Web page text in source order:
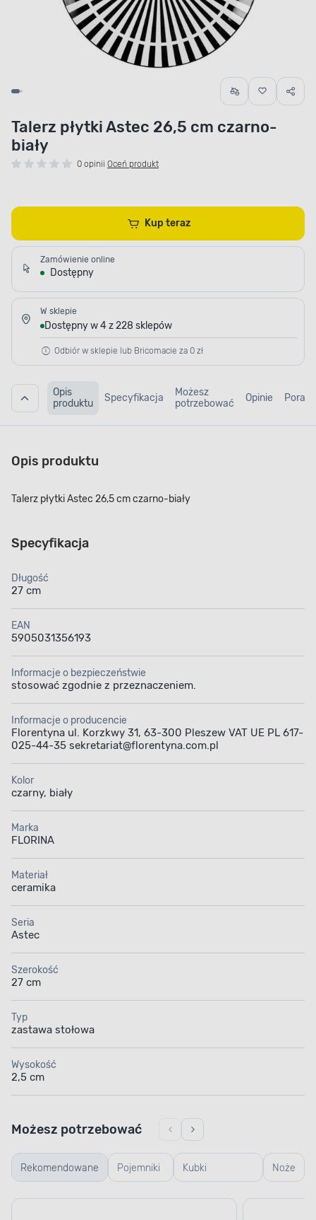
Talerz płytki Astec 26,5 cm czarno-
biały
0 opinii Oceń produkt
Kup teraz
Zamówienie online
Dostępny
W sklepie
Dostępny w 4 z 228 sklepów
Odbiór w sklepie lub Bricomacie za 0 zł
Opis
produktu
Specyfikacja
Możesz
potrzebować
Opinie Porady
Opis produktu
Talerz płytki Astec 26,5 cm czarno-biały
Specyfikacja
Długość
27 cm
EAN
5905031356193
Informacje o bezpieczeństwie
stosować zgodnie z przeznaczeniem.
Informacje o producencie
Florentyna ul. Korzkwy 31, 63-300 Pleszew VAT UE PL 617-
025-44-35 sekretariat@florentyna.com.pl
Kolor
czarny, biały
Marka
FLORINA
Materiał
ceramika
Seria
Astec
Szerokość
27 cm
Typ
zastawa stołowa
Wysokość
2,5 cm
Rekomendowane Pojemniki
szklane
Kubki
termiczne i
Noże
Możesz potrzebować